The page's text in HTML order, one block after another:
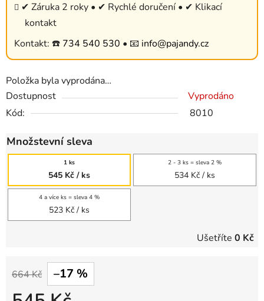
✔ Záruka 2 roky • ✔ Rychlé doručení • ✔ Klikací
kontakt
Kontakt: ☎️ 734 540 530 • 📧 info@pajandy.cz
Položka byla vyprodána…
Dostupnost
Vyprodáno
Kód:
8010
Množstevní sleva
1 ks
545 Kč / ks
2 - 3 ks = sleva 2 %
534 Kč / ks
4 a více ks = sleva 4 %
523 Kč / ks
Ušetříte 0 Kč
664 Kč –17 %